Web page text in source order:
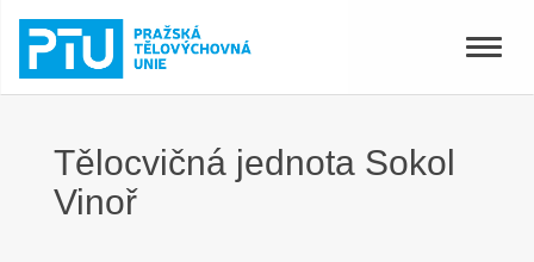
Toggle
Tělocvičná jednota Sokol
Vinoř